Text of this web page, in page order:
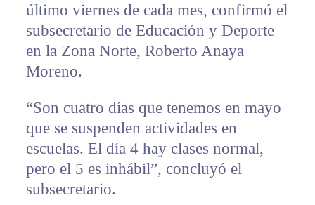
último viernes de cada mes, confirmó el
subsecretario de Educación y Deporte
en la Zona Norte, Roberto Anaya
Moreno.
“Son cuatro días que tenemos en mayo
que se suspenden actividades en
escuelas. El día 4 hay clases normal,
pero el 5 es inhábil”, concluyó el
subsecretario.